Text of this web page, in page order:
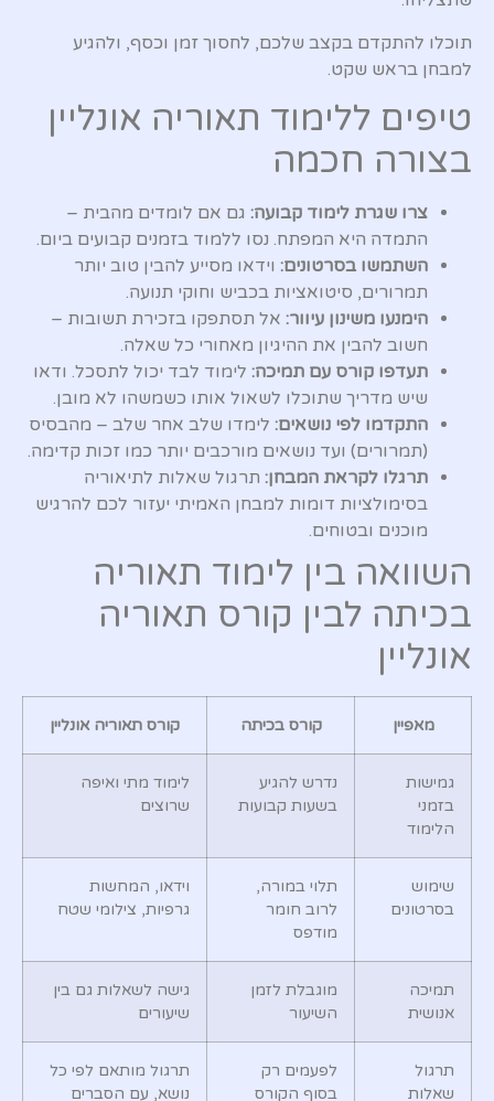
תוכלו להתקדם בקצב שלכם, לחסוך זמן וכסף, ולהגיע
למבחן בראש שקט.
טיפים ללימוד תאוריה אונליין
בצורה חכמה
צרו שגרת לימוד קבועה: גם אם לומדים מהבית –
התמדה היא המפתח. נסו ללמוד בזמנים קבועים ביום.
השתמשו בסרטונים: וידאו מסייע להבין טוב יותר
תמרורים, סיטואציות בכביש וחוקי תנועה.
הימנעו משינון עיוור: אל תסתפקו בזכירת תשובות –
חשוב להבין את ההיגיון מאחורי כל שאלה.
תעדפו קורס עם תמיכה: לימוד לבד יכול לתסכל. ודאו
שיש מדריך שתוכלו לשאול אותו כשמשהו לא מובן.
התקדמו לפי נושאים: לימדו שלב אחר שלב – מהבסיס
(תמרורים) ועד נושאים מורכבים יותר כמו זכות קדימה.
תרגלו לקראת המבחן: תרגול שאלות לתיאוריה
בסימולציות דומות למבחן האמיתי יעזור לכם להרגיש
מוכנים ובטוחים.
השוואה בין לימוד תאוריה
בכיתה לבין קורס תאוריה
אונליין
מאפיין קורס בכיתה קורס תאוריה אונליין
גמישות
בזמני
הלימוד
נדרש להגיע
בשעות קבועות
לימוד מתי ואיפה
שרוצים
שימוש
בסרטונים
תלוי במורה,
לרוב חומר
מודפס
וידאו, המחשות
גרפיות, צילומי שטח
תמיכה
אנושית
מוגבלת לזמן
השיעור
גישה לשאלות גם בין
שיעורים
תרגול
שאלות
לפעמים רק
בסוף הקורס
תרגול מותאם לפי כל
נושא, עם הסברים